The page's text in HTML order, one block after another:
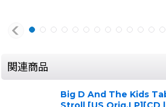
関連商品
Big D And The Kids